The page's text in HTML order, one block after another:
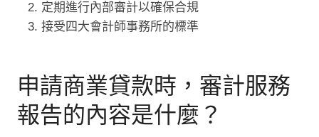
定期進行內部審計以確保合規
接受四大會計師事務所的標準
申請商業貸款時，審計服務
報告的內容是什麼？